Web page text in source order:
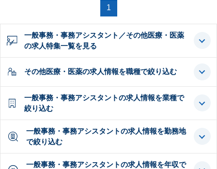
1
一般事務・事務アシスタント／その他医療・医薬
の求人特集一覧を見る
その他医療・医薬の求人情報を職種で絞り込む
一般事務・事務アシスタントの求人情報を業種で
絞り込む
一般事務・事務アシスタントの求人情報を勤務地
で絞り込む
一般事務・事務アシスタントの求人情報を年収で